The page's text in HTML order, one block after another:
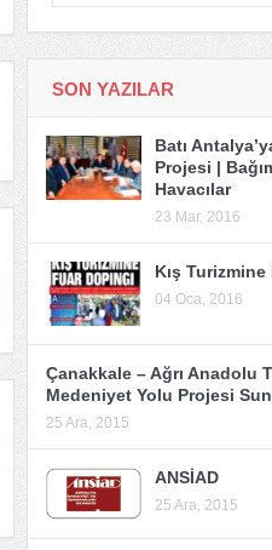
SON YAZILAR
Batı
Projesi |
Havacılar
23 Mar, 2016
Kış
04 Oca, 2016
Çanakkale – Ağrı Anadolu
Medeniyet Yolu Projesi
25 Ara, 2015
ANSİAD
25 Ara, 2015